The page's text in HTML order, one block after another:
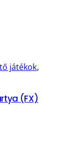
játékok,
(FX)